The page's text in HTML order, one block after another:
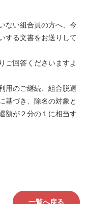
ない組合員の方へ、今
する文書をお送りして
ご回答くださいますよ
用のご継続、組合脱退
基づき、除名の対象と
額が２分の１に相当す
一覧へ戻る